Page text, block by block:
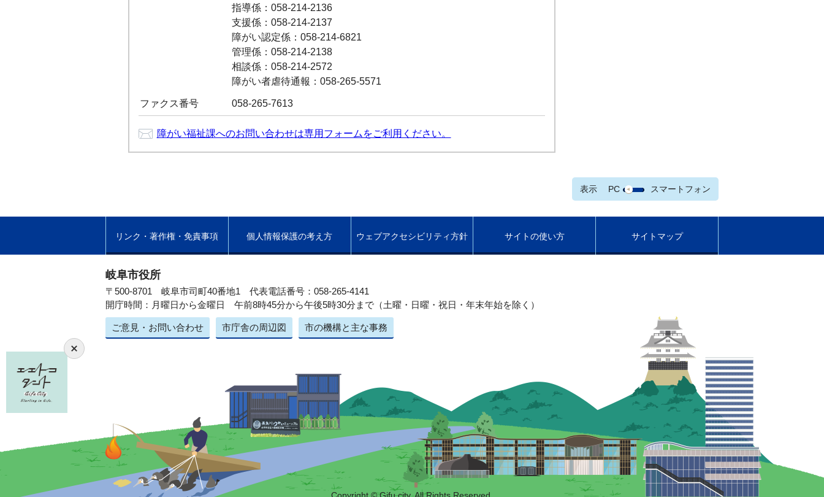
指導係：058-214-2136
支援係：058-214-2137
障がい認定係：058-214-6821
管理係：058-214-2138
相談係：058-214-2572
障がい者虐待通報：058-265-5571
ファクス番号 058-265-7613
障がい福祉課へのお問い合わせは専用フォームをご利用ください。
表示 PC スマートフォン
リンク・著作権・免責事項 個人情報保護の考え方 ウェブアクセシビリティ方針 サイトの使い方 サイトマップ
岐阜市役所
〒500-8701 岐阜市司町40番地1 代表電話番号：058-265-4141
開庁時間：月曜日から金曜日 午前8時45分から午後5時30分まで（土曜・日曜・祝日・年末年始を除く）
ご意見・お問い合わせ 市庁舎の周辺図 市の機構と主な事務